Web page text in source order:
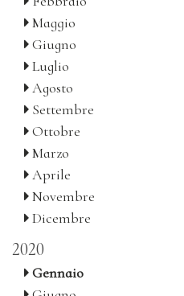
Maggio
Giugno
Luglio
Agosto
Settembre
Ottobre
Marzo
Aprile
Novembre
Dicembre
2020
Gennaio